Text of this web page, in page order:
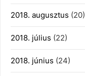
2018. augusztus (20)
2018. július (22)
2018. június (24)